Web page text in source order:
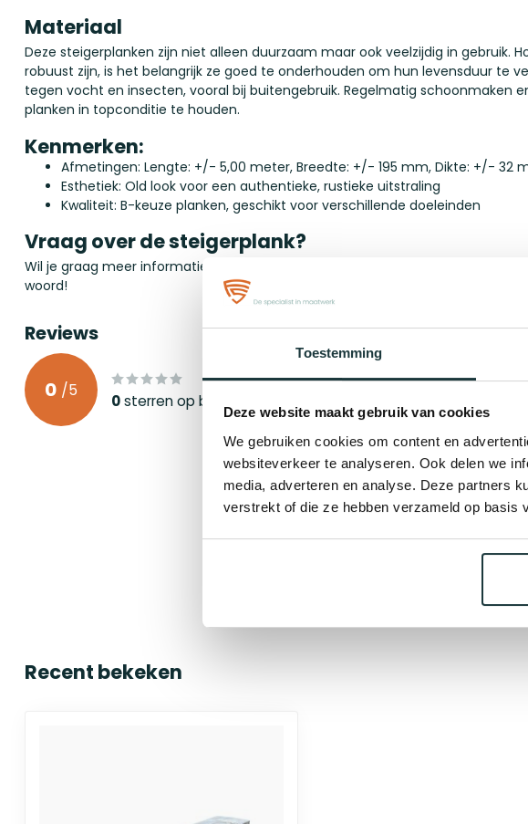
Toestemming
Deze website maakt gebruik van cookies
We gebruiken cookies om content en
websiteverkeer te analyseren. Ook delen we
media, adverteren en analyse. Deze partners
verstrekt of die ze hebben verzameld op basis
Materiaal
Deze steigerplanken zijn niet alleen duurzaam maar ook veelzijdig in gebruik.
robuust zijn, is het belangrijk ze goed te onderhouden om hun levensduur te
tegen vocht en insecten, vooral bij buitengebruik. Regelmatig schoonmaken
planken in topconditie te houden.
Kenmerken:
Afmetingen: Lengte: +/- 5,00 meter, Breedte: +/- 195 mm, Dikte: +/- 32
Esthetiek: Old look voor een authentieke, rustieke uitstraling
Kwaliteit: B-keuze planken, geschikt voor verschillende doeleinden
Vraag over de steigerplank?
Wil je graag meer informatie over de steigerplank?
woord!
Reviews
0 /5
0sterren op basis van
Recent bekeken